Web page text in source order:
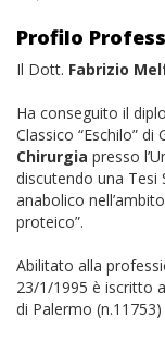
Profilo
Il Dott. Fabrizio
Ha conseguito il
Classico “Eschilo” di
Chirurgia presso
discutendo una Tesi
anabolico
proteico”.
Abilitato alla
23/1/1995 è iscritto
di Palermo (n.11753)